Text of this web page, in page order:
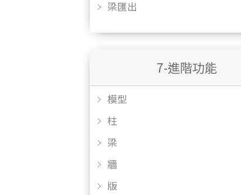
梁匯出
7-進階功能
模型
柱
梁
牆
版